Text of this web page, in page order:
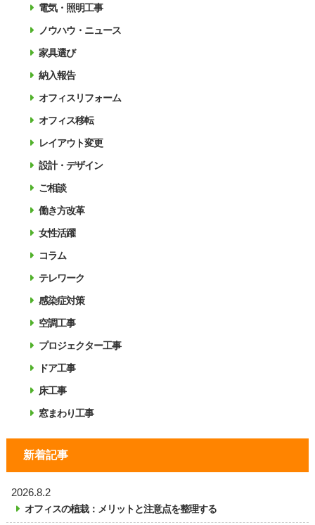
電気・照明工事
ノウハウ・ニュース
家具選び
納入報告
オフィスリフォーム
オフィス移転
レイアウト変更
設計・デザイン
ご相談
働き方改革
女性活躍
コラム
テレワーク
感染症対策
空調工事
プロジェクター工事
ドア工事
床工事
窓まわり工事
新着記事
2026.8.2
オフィスの植栽：メリットと注意点を整理する